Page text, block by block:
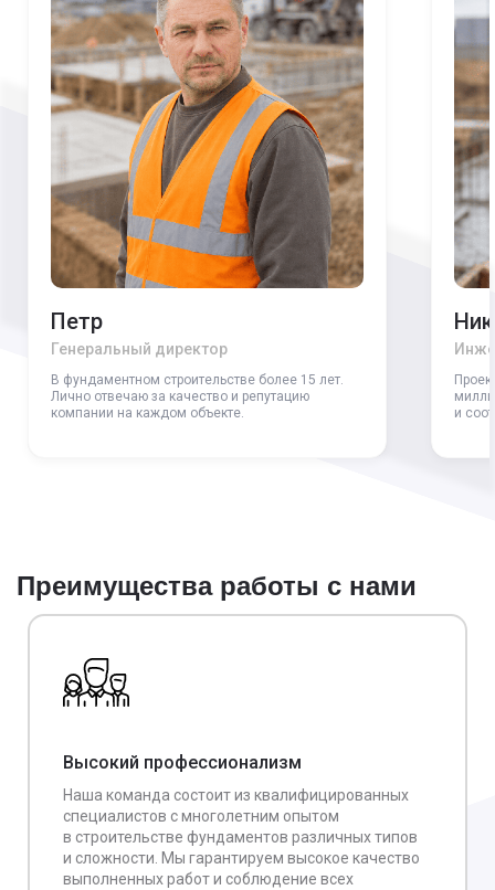
Петр
Генеральный директор
В фундаментном строительстве более 15 лет.
Лично отвечаю за качество и репутацию
компании на каждом объекте.
и
Преимущества работы с нами
Высокий профессионализм
Наша команда состоит из квалифицированных
специалистов с многолетним опытом
в строительстве фундаментов различных типов
и сложности. Мы гарантируем высокое качество
выполненных работ и соблюдение всех